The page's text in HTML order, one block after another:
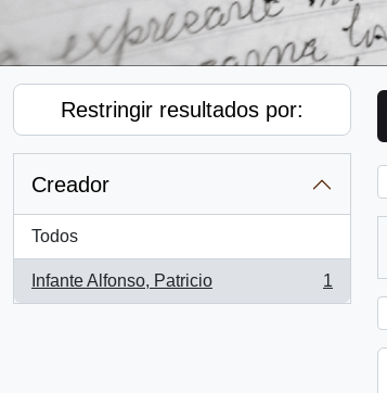
Restringir resultados por:
Creador
Todos
Infante Alfonso, Patricio
, 1 resultados
1